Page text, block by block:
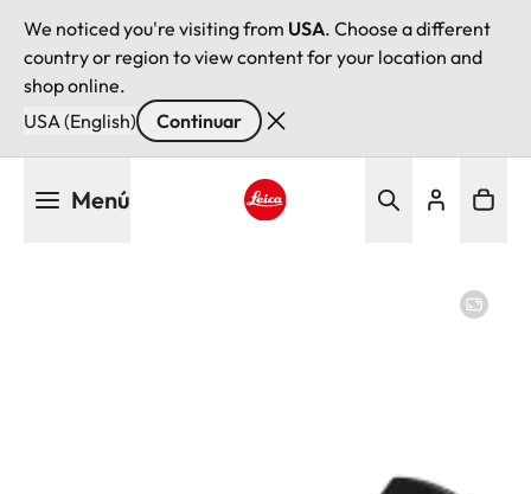
We noticed you're visiting from USA. Choose a different
country or region to view content for your location and
shop online.
USA (English)
Continuar
Menú